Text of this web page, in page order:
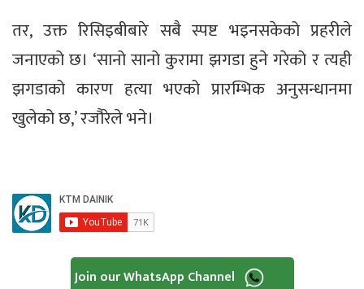
तर, उक्त रिसिइबीबारे सबै स्पष्ट भइनसकेको प्रहरीले
जनाएको छ। ‘सानो सानो कुरामा झगडा हुने गरेको र त्यही
झगडाको कारण हत्या भएको प्रारम्भिक अनुसन्धानमा
खुलेको छ,’ रजौरेले भने।
Join our WhatsApp Channel